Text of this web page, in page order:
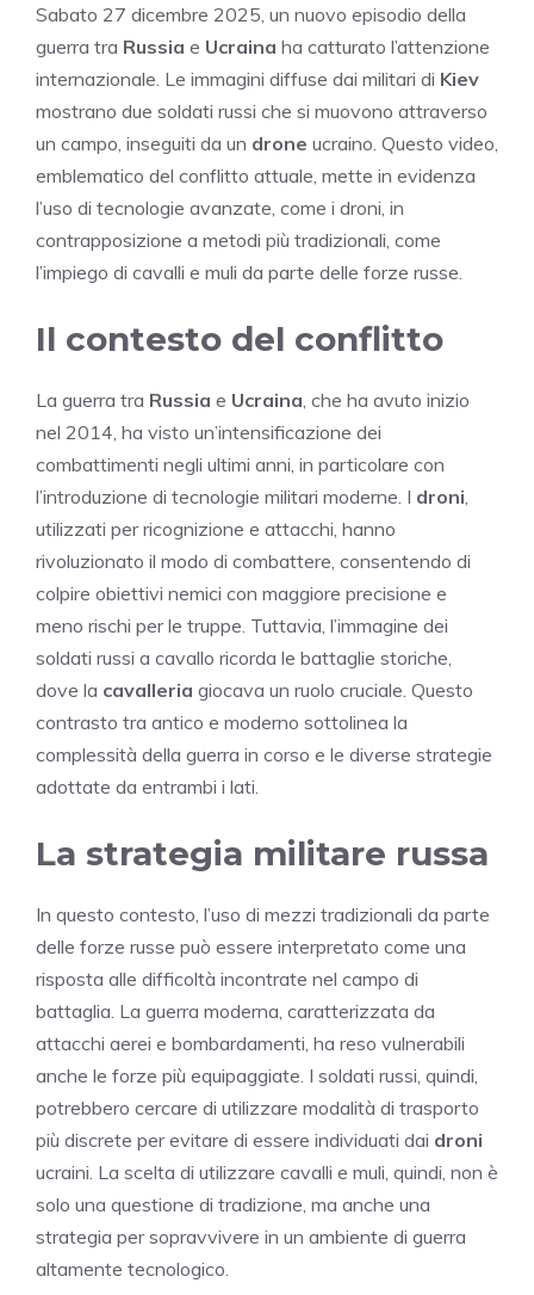
Sabato 27 dicembre 2025, un nuovo episodio della
guerra tra Russia e Ucraina ha catturato l’attenzione
internazionale. Le immagini diffuse dai militari di Kiev
mostrano due soldati russi che si muovono attraverso
un campo, inseguiti da un drone ucraino. Questo video,
emblematico del conflitto attuale, mette in evidenza
l’uso di tecnologie avanzate, come i droni, in
contrapposizione a metodi più tradizionali, come
l’impiego di cavalli e muli da parte delle forze russe.
Il contesto del conflitto
La guerra tra Russia e Ucraina , che ha avuto inizio
nel 2014, ha visto un’intensificazione dei
combattimenti negli ultimi anni, in particolare con
l’introduzione di tecnologie militari moderne. I droni
utilizzati per ricognizione e attacchi, hanno
rivoluzionato il modo di combattere, consentendo di
colpire obiettivi nemici con maggiore precisione e
meno rischi per le truppe. Tuttavia, l’immagine dei
soldati russi a cavallo ricorda le battaglie storiche,
dove la cavalleria giocava un ruolo cruciale. Questo
contrasto tra antico e moderno sottolinea la
complessità della guerra in corso e le diverse strategie
adottate da entrambi i lati.
La strategia militare russa
In questo contesto, l’uso di mezzi tradizionali da parte
delle forze russe può essere interpretato come una
risposta alle difficoltà incontrate nel campo di
battaglia. La guerra moderna, caratterizzata da
attacchi aerei e bombardamenti, ha reso vulnerabili
anche le forze più equipaggiate. I soldati russi, quindi,
potrebbero cercare di utilizzare modalità di trasporto
più discrete per evitare di essere individuati dai droni
ucraini. La scelta di utilizzare cavalli e muli, quindi, non è
solo una questione di tradizione, ma anche una
strategia per sopravvivere in un ambiente di guerra
altamente tecnologico.